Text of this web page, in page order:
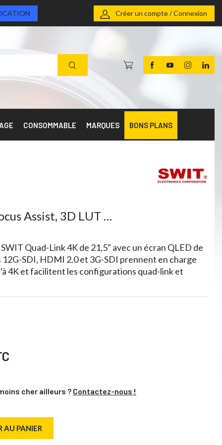
Créer un compte / Connexion
CONSOMMABLE MARQUES BONS PLANS
Assist, 3D LUT …
Quad-Link 4K de 21,5" avec un écran QLED de
12G-SDI, HDMI 2.0 et 3G-SDI prennent en charge
4K et facilitent les configurations quad-link et
cher ailleurs ? Contactez-nous !
AU PANIER